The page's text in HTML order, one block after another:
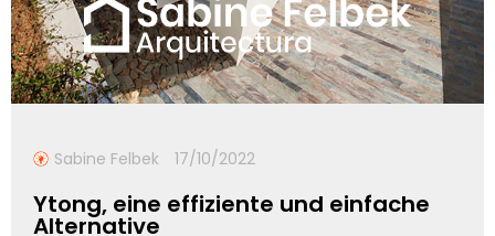
Sabine Felbek 17/10/2022
Ytong, eine effiziente und einfache
Alternative